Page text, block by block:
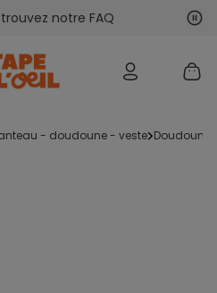
notre FAQ
- doudoune - veste doudoune